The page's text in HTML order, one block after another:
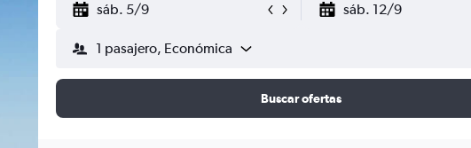
sáb. 5/9 sáb. 12/9
1 pasajero, Económica
Buscar ofertas